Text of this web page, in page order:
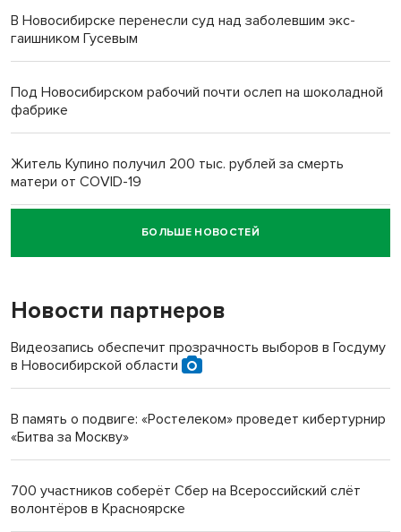
В Новосибирске перенесли суд над заболевшим экс-
гаишником Гусевым
Под Новосибирском рабочий почти ослеп на шоколадной
фабрике
Житель Купино получил 200 тыс. рублей за смерть
матери от COVID-19
Новосибирский суд наказал водителя за смерть
пенсионерки на вокзале
«Мы живём на пастбище!»: в новосибирском селе лошади
терроризируют жителей
Инвалид получил условный срок за избиение врачей
Новосибирский преподаватель с женой вошли в топ-16
Обновлённое отделение ВТБ открылось в Искитиме
БОЛЬШЕ НОВОСТЕЙ
Новости партнеров
Видеозапись обеспечит прозрачность выборов в Госдуму
в Новосибирской области
В память о подвиге: «Ростелеком» проведет кибертурнир
«Битва за Москву»
700 участников соберёт Сбер на Всероссийский слёт
волонтёров в Красноярске